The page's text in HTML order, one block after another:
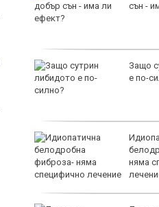
сън -
Защо
е по-
няма